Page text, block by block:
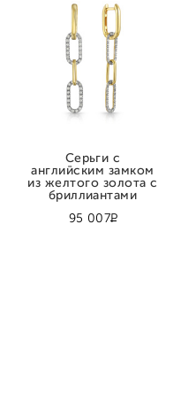
95 007Р
Серьги с
английским замком
из желтого золота с
бриллиантами